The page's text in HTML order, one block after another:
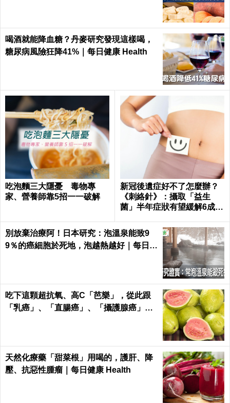
喝酒就能降血糖？丹麥研究發現這樣喝，
糖尿病風險狂降41%｜每日健康 Health
吃泡麵三大隱憂 毒物專
家、營養師靠5招一一破解
新冠後遺症好不了怎麼辦？
《刺絡針》：攝取「益生
菌」半年症狀有望緩解6成以
別放棄治療阿！日本研究：泡溫泉能致9
9％的癌細胞於死地，泡越熱越好｜每日健
吃下這顆超抗氧、高C「芭樂」，從此跟
「乳癌」、「直腸癌」、「攝護腺癌」、
天然化療藥「甜菜根」用喝的，護肝、降
壓、抗惡性腫瘤｜每日健康 Health